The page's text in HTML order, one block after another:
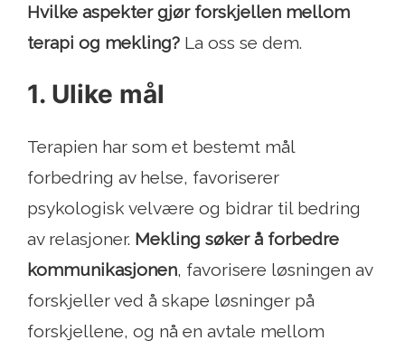
Hvilke aspekter gjør forskjellen mellom
terapi og mekling? La oss se dem.
1. Ulike mål
Terapien har som et bestemt mål
forbedring av helse, favoriserer
psykologisk velvære og bidrar til bedring
av relasjoner. Mekling søker å forbedre
kommunikasjonen, favorisere løsningen av
forskjeller ved å skape løsninger på
forskjellene, og nå en avtale mellom